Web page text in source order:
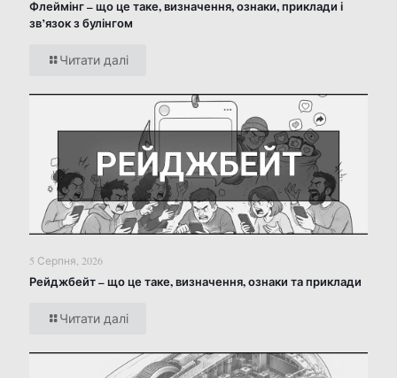
Флеймінг – що це таке, визначення, ознаки, приклади і
зв’язок з булінгом
Читати далі
5 Серпня, 2026
Рейджбейт – що це таке, визначення, ознаки та приклади
Читати далі